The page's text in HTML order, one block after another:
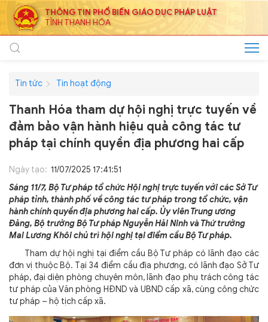
THÔNG TIN PHỔ BIẾN GIÁO DỤC PHÁP LUẬT
TỈNH THANH HÓA
Tin tức Tin hoạt động
Thanh Hóa tham dự hội nghị trực tuyến về
đảm bảo vận hành hiệu quả công tác tư
pháp tại chính quyền địa phương hai cấp
Ngày tạo: 11/07/2025 17:41:51
Sáng 11/7, Bộ Tư pháp tổ chức Hội nghị trực tuyến với các Sở Tư
pháp tỉnh, thành phố về công tác tư pháp trong tổ chức, vận
hành chính quyền địa phương hai cấp. Ủy viên Trung ương
Đảng, Bộ trưởng Bộ Tư pháp Nguyễn Hải Ninh và Thứ trưởng
Mai Lương Khôi chủ trì hội nghị tại điểm cầu Bộ Tư pháp.
Tham dự hội nghị tại điểm cầu Bộ Tư pháp có lãnh đạo các
đơn vị thuộc Bộ. Tại 34 điểm cầu địa phương, có lãnh đạo Sở Tư
pháp, đại diện phòng chuyên môn, lãnh đạo phụ trách công tác
tư pháp của Văn phòng HĐND và UBND cấp xã, cùng công chức
tư pháp – hộ tịch cấp xã.